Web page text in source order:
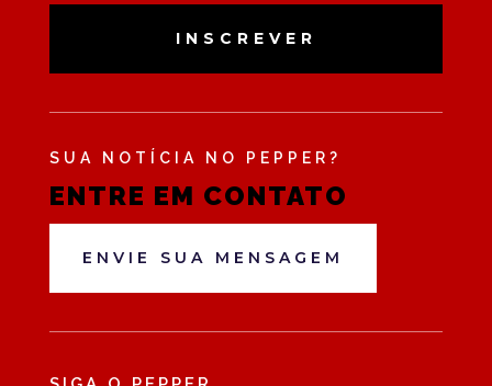
INSCREVER
SUA NOTÍCIA NO PEPPER?
ENTRE EM CONTATO
ENVIE SUA MENSAGEM